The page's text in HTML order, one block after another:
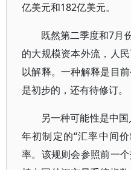
亿美元和182亿美元。
既然第二季度和7月
的大规模资本外流，人
以解释。一种解释是目
是初步的，还有待修订。
另一种可能性是中
年初制定的“汇率中间
率。该规则会参照前一